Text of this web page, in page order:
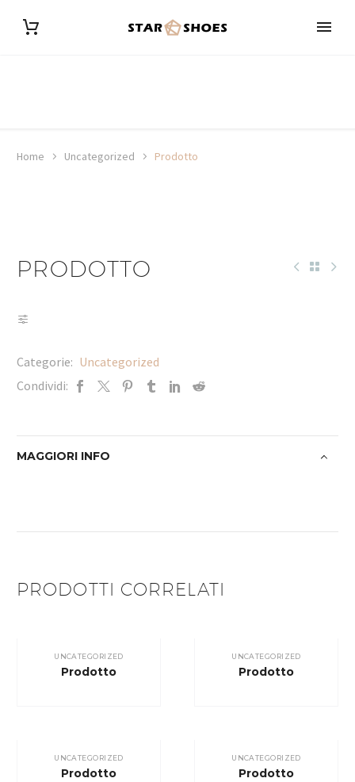
Home Uncategorized Prodotto
PRODOTTO
Categorie: Uncategorized
Condividi:
MAGGIORI INFO
PRODOTTI CORRELATI
UNCATEGORIZED
Prodotto
UNCATEGORIZED
Prodotto
UNCATEGORIZED
Prodotto
UNCATEGORIZED
Prodotto